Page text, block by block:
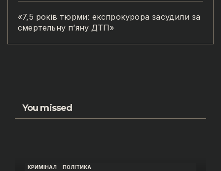
«7,5 років тюрми: експрокурора засудили за
смертельну п’яну ДТП»
You missed
КРИМІНАЛ ПОЛІТИКА